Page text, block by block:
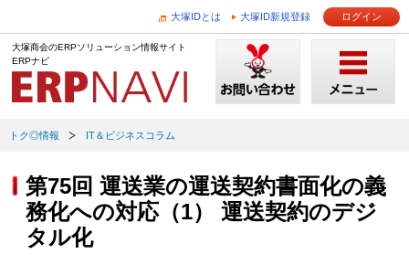
大塚IDとは 大塚ID新規登録 ログイン
大塚商会のERPソリューション情報サイト
ERPナビ
トク◎情報 IT＆ビジネスコラム
第75回 運送業の運送契約書面化の義
務化への対応（1） 運送契約のデジ
タル化